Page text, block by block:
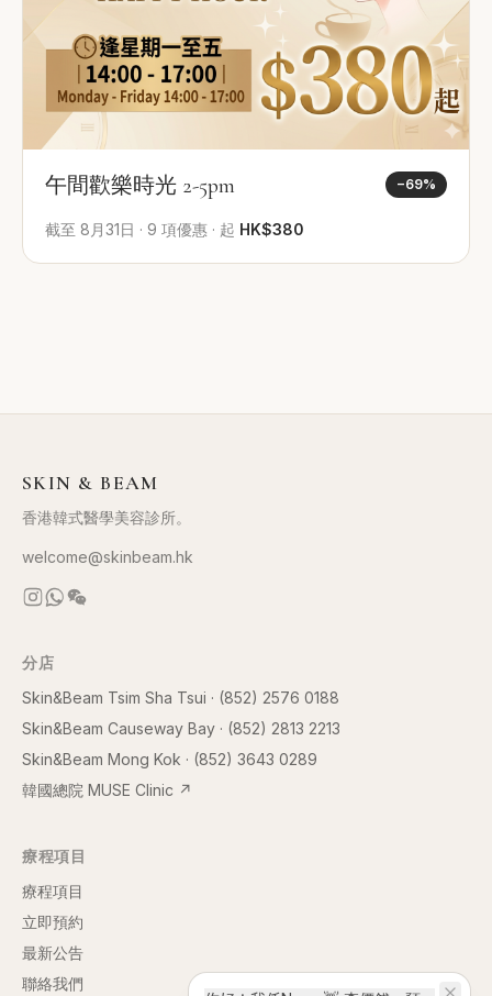
午間歡樂時光 2-5pm −69%
截至 8月31日 · 9 項優惠 · 起 HK$380
SKIN & BEAM
香港韓式醫學美容診所。
welcome@skinbeam.hk
分店
Skin&Beam Tsim Sha Tsui · (852) 2576 0188
Skin&Beam Causeway Bay · (852) 2813 2213
Skin&Beam Mong Kok · (852) 3643 0289
韓國總院 MUSE Clinic ↗
療程項目
療程項目
立即預約
最新公告
聯絡我們